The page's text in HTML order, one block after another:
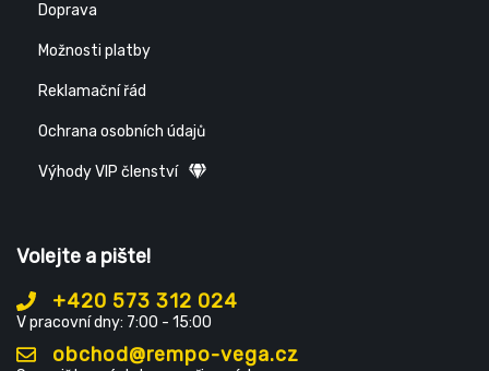
Doprava
Možnosti platby
Reklamační řád
Ochrana osobních údajů
Výhody VIP členství
Volejte a pište!
+420 573 312 024
V pracovní dny: 7:00 - 15:00
obchod@rempo-vega.cz